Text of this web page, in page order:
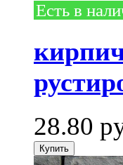
Есть в
28.80